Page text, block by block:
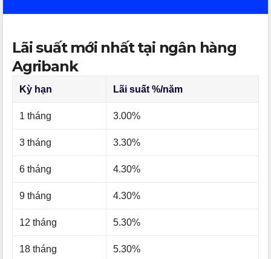
Lãi suất mới nhất tại ngân hàng
Agribank
Kỳ hạn Lãi suất %/năm
1 tháng 3.00%
3 tháng 3.30%
6 tháng 4.30%
9 tháng 4.30%
12 tháng 5.30%
18 tháng 5.30%